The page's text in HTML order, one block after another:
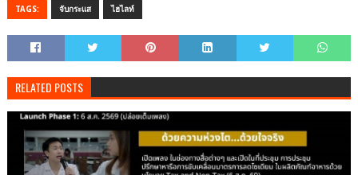
TAGS: จับกระแส ไฮไลท์
RELATED POSTS